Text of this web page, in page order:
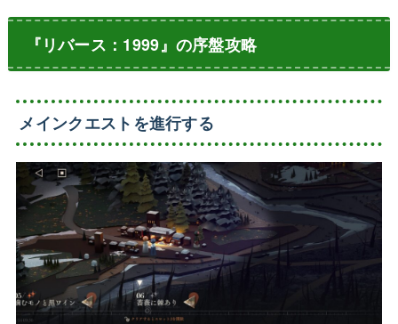
『リバース：1999』の序盤攻略
メインクエストを進行する